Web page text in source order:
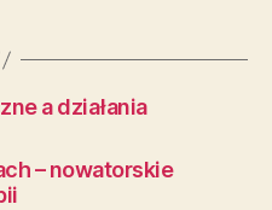
a działania
– nowatorskie